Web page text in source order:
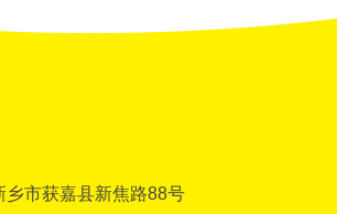
乡市获嘉县新焦路88号